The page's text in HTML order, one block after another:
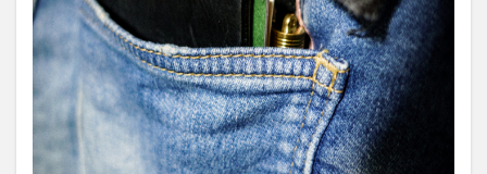
「栞」
一緒
に使
って
いる
もの